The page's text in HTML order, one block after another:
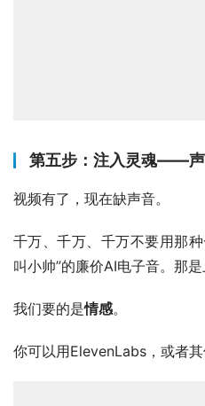
第五步：注入灵魂——
视频有了，现在缺声音。
千万、千万、千万不要用那
叫小帅”的廉价AI电子音。那是
我们要的是情感。
你可以用ElevenLabs，或者其